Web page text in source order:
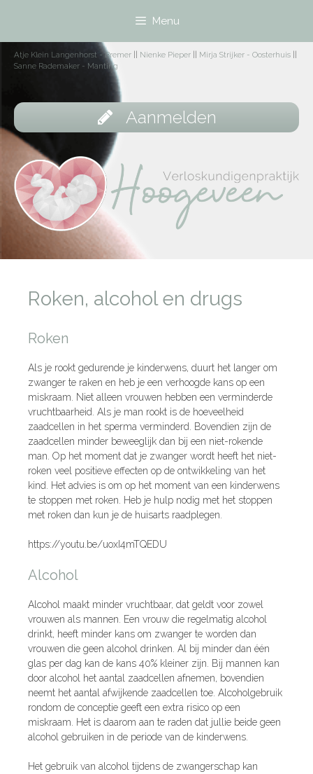
Menu
Atje Klein Langenhorst - Bremer Nienke Pieper Mirja Strijker - Oosterhuis
Sanne Rademaker - Manting
Aanmelden
Roken, alcohol en drugs
Roken
Als je rookt gedurende je kinderwens, duurt het langer om
zwanger te raken en heb je een verhoogde kans op een
miskraam. Niet alleen vrouwen hebben een verminderde
vruchtbaarheid. Als je man rookt is de hoeveelheid
zaadcellen in het sperma verminderd. Bovendien zijn de
zaadcellen minder beweeglijk dan bij een niet-rokende
man. Op het moment dat je zwanger wordt heeft het niet-
roken veel positieve effecten op de ontwikkeling van het
kind. Het advies is om op het moment van een kinderwens
te stoppen met roken. Heb je hulp nodig met het stoppen
met roken dan kun je de huisarts raadplegen.
https://youtu.be/uoxI4mTQEDU
Alcohol
Alcohol maakt minder vruchtbaar, dat geldt voor zowel
vrouwen als mannen. Een vrouw die regelmatig alcohol
drinkt, heeft minder kans om zwanger te worden dan
vrouwen die geen alcohol drinken. Al bij minder dan één
glas per dag kan de kans 40% kleiner zijn. Bij mannen kan
door alcohol het aantal zaadcellen afnemen, bovendien
neemt het aantal afwijkende zaadcellen toe. Alcoholgebruik
rondom de conceptie geeft een extra risico op een
miskraam. Het is daarom aan te raden dat jullie beide geen
alcohol gebruiken in de periode van de kinderwens.
Het gebruik van alcohol tijdens de zwangerschap kan